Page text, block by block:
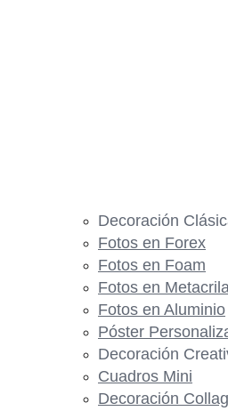
Decoración
Fotos en Forex
Fotos en Foam
Fotos en
Fotos en Aluminio
Póster
Decoración
Cuadros Mini
Decoración